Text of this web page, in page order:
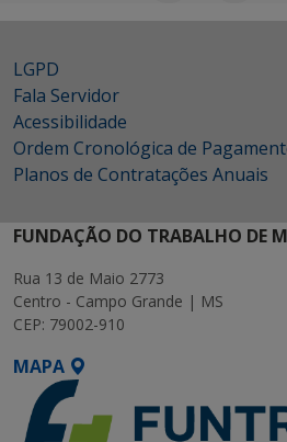
LGPD
Fala Servidor
Acessibilidade
Ordem Cronológica de
Planos de Contratações Anuais
FUNDAÇÃO DO TRABALHO DE
Rua 13 de Maio 2773
Centro - Campo Grande | MS
CEP: 79002-910
MAPA